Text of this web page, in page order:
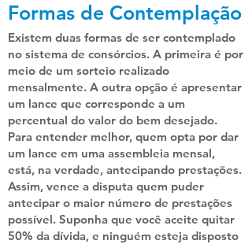
Formas de Contemplação
Existem duas formas de ser contemplado
no sistema de consórcios. A primeira é por
meio de um sorteio realizado
mensalmente. A outra opção é apresentar
um lance que corresponde a um
percentual do valor do bem desejado.
Para entender melhor, quem opta por dar
um lance em uma assembleia mensal,
está, na verdade, antecipando prestações.
Assim, vence a disputa quem puder
antecipar o maior número de prestações
possível. Suponha que você aceite quitar
50% da dívida, e ninguém esteja disposto